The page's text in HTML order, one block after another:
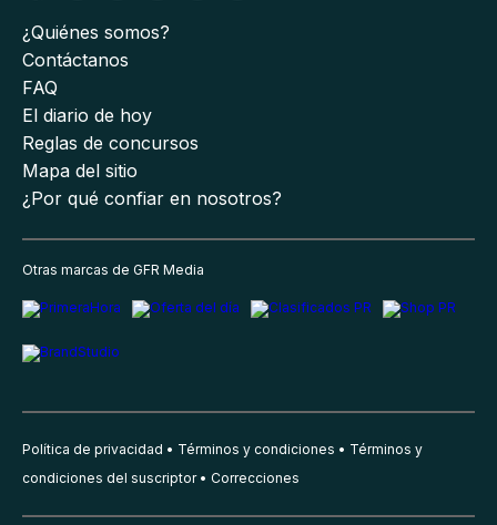
¿Quiénes somos?
Contáctanos
FAQ
El diario de hoy
Reglas de concursos
Mapa del sitio
¿Por qué confiar en nosotros?
Otras marcas de GFR Media
Política de privacidad Términos y condiciones
Términos y
condiciones del suscriptor
Correcciones